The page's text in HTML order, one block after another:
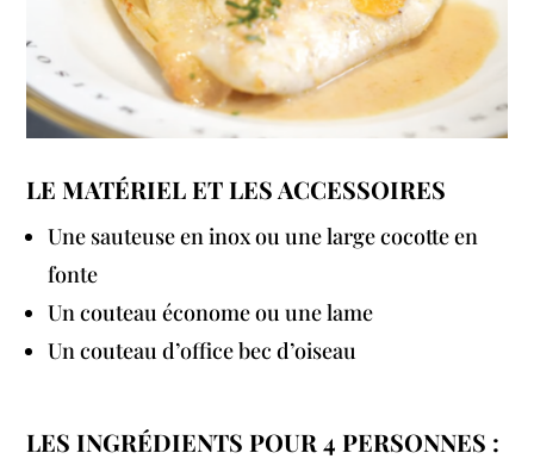
LE MATÉRIEL ET LES ACCESSOIRES
Une sauteuse en inox ou une large cocotte en
fonte
Un couteau économe ou une lame
Un couteau d’office bec d’oiseau
LES INGRÉDIENTS POUR 4 PERSONNES :